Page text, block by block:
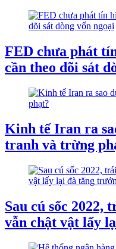
FED chưa phát
cần theo dõi sát
Kinh tế Iran ra
tranh và trừng
Sau cú sốc 2022,
vẫn chật vật lấy